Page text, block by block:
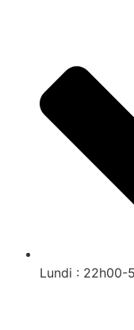
Lundi : 22h00-